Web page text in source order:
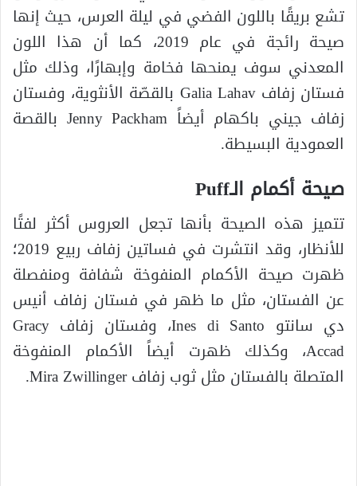
تشع بريقًا باللون الفضي في ليلة العرس، حيث إنها
صيحة رائجة في عام 2019، كما أن هذا اللون
المعدني سوف يمنحها فخامة وإبهارًا، وذلك مثل
فستان زفاف Galia Lahav بالقصّة الأنثوية، وفستان
زفاف جيني باكهام أيضاً Jenny Packham بالقصة
العمودية البسيطة.
صيحة أكمام الـPuff
تتميز هذه الصيحة بأنها تجعل العروس أكثر لفتًا
للأنظار، وقد انتشرت في فساتين زفاف ربيع 2019؛
ظهرت صيحة الأكمام المنفوخة شفافة ومنفصلة
عن الفستان، مثل ما ظهر في فستان زفاف أنيس
دي سانتو Ines di Santo، وفستان زفاف Gracy
Accad، وكذلك ظهرت أيضاً الأكمام المنفوخة
المتصلة بالفستان مثل ثوب زفاف Mira Zwillinger.